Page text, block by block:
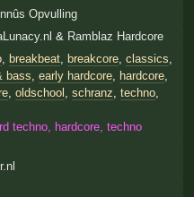
Opvulling
& Ramblaz Hardcore
, breakbeat, breakcore, classics,
bass, early hardcore, hardcore,
, oldschool , schranz, techno,
techno, hardcore, techno